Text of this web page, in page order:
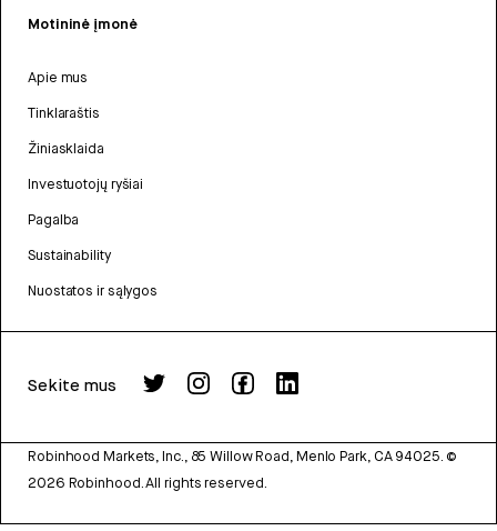
Motininė įmonė
Apie mus
Tinklaraštis
Žiniasklaida
Investuotojų ryšiai
Pagalba
Sustainability
Nuostatos ir sąlygos
Sekite mus
Robinhood Markets, Inc., 85 Willow Road, Menlo Park, CA 94025. ©
2026 Robinhood. All rights reserved.